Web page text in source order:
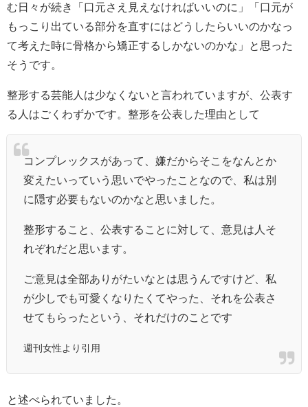
む日々が続き「口元さえ見えなければいいのに」「口元が
もっこり出ている部分を直すにはどうしたらいいのかなっ
て考えた時に骨格から矯正するしかないのかな」と思った
そうです。
整形する芸能人は少なくないと言われていますが、公表す
る人はごくわずかです。整形を公表した理由として
コンプレックスがあって、嫌だからそこをなんとか
変えたいっていう思いでやったことなので、私は別
に隠す必要もないのかなと思いました。
整形すること、公表することに対して、意見は人そ
れぞれだと思います。
ご意見は全部ありがたいなとは思うんですけど、私
が少しでも可愛くなりたくてやった、それを公表さ
せてもらったという、それだけのことです
週刊女性より引用
と述べられていました。